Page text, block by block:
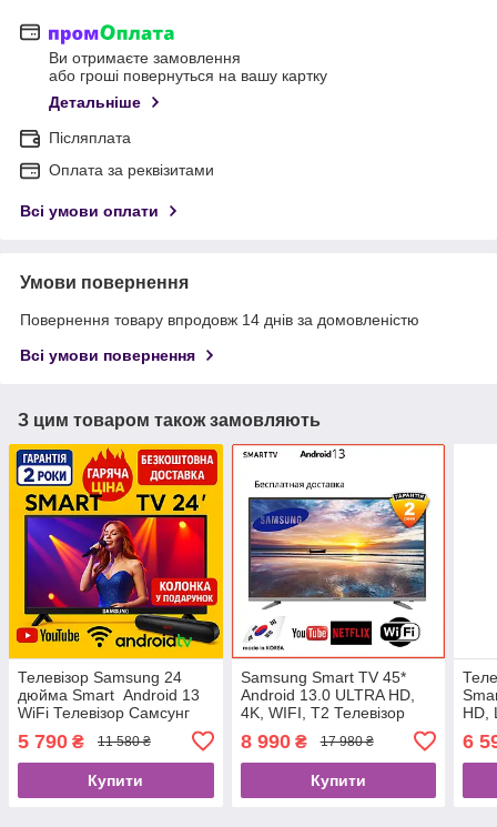
Ви отримаєте замовлення
або гроші повернуться на вашу картку
Детальніше
Післяплата
Оплата за реквізитами
Всі умови оплати
Умови повернення
Повернення товару впродовж 14 днів за домовленістю
Всі умови повернення
З цим товаром також замовляють
Телевізор Samsung 24
дюйма Smart Android 13
WiFi Телевізор Самсунг
LED Смарт ТВ + Bluetooth
Speaker у подарунок
5 790 ₴ 11 580 ₴
Купити
Samsung Smart TV 45*
Android 13.0 ULTRA HD,
4K, WIFI, T2 Телевізор
8 990₴ 17 980 ₴
Купити
HD,
6